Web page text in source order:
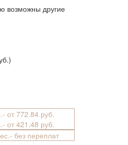
возможны другие
от 772.84 руб.
от 421.48 руб.
без переплат